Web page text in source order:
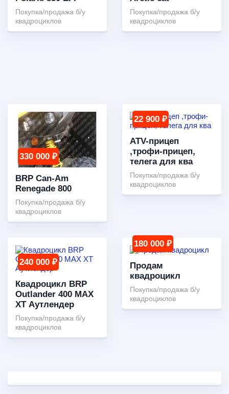
Покупка/продажа б/у
квадроциклов
Покупка/продажа б/у
квадроциклов
330 000 ₽
BRP Can-Am
Renegade 800
Покупка/продажа б/у
квадроциклов
22 900 ₽
ATV-прицеп
,трофи-прицеп,
телега для ква
Покупка/продажа б/у
квадроциклов
240 000 ₽
Квадроцикл BRP
Outlander 400 MAX
XT Аутлендер
Покупка/продажа б/у
квадроциклов
180 000 ₽
Продам
квадроцикл
Покупка/продажа б/у
квадроциклов